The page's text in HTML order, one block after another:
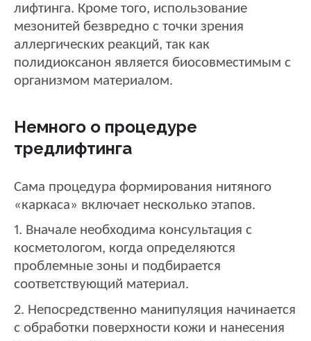
лифтинга. Кроме того, использование
мезонитей безвредно с точки зрения
аллергических реакций, так как
полидиоксанон является биосовместимым с
организмом материалом.
Немного о процедуре
тредлифтинга
Сама процедура формирования нитяного
«каркаса» включает несколько этапов.
1. Вначале необходима консультация с
косметологом, когда определяются
проблемные зоны и подбирается
соответствующий материал.
2. Непосредственно манипуляция начинается
с обработки поверхности кожи и нанесения